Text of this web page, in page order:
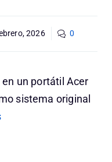
2026 0
un portátil Acer
sistema original